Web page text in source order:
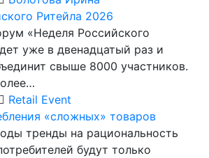
Ритейла 2026
«Неделя Российского
уже в двенадцатый раз и
свыше 8000 участников.
Retail Event
«сложных» товаров
тренды на рациональность
будут только